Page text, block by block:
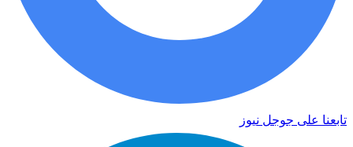
تابعنا على جوجل نيوز